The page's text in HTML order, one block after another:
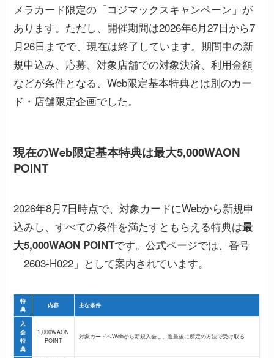
メラカード限定の「コジマックスキャンペーン」が
あります。ただし、開催期間は2026年6月27日から7
月26日までで、現在は終了しています。期間中の新
規申込み、応募、対象店舗での対象決済、利用金額
などが条件となる、Web限定基本特典とは別のカー
ド・店舗限定企画でした。
現在のWeb限定基本特典は最大5,000WAON
POINT
2026年8月7日時点で、対象カードにWebから新規申
込みし、すべての条件を満たすともらえる特典は最
大5,000WAON POINTです。公式ページでは、番号
「2603-H022」として案内されています。
特
典
内容 主な条件
入
会
特
典
1,000WAON
POINT
対象カードへWebから新規入会し、進呈後に所定の方法で受け取る